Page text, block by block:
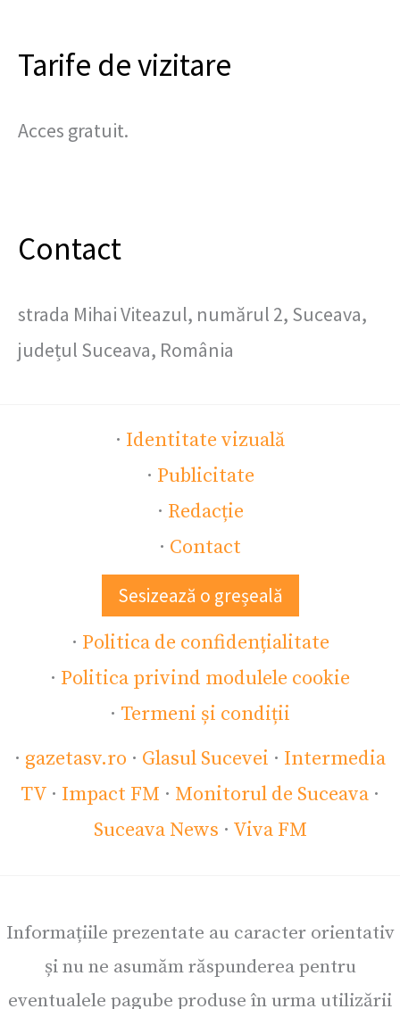
Tarife de vizitare
Acces gratuit.
Contact
strada Mihai Viteazul, numărul 2, Suceava,
județul Suceava, România
· Identitate vizuală
· Publicitate
· Redacție
· Contact
Sesizează o greșeală
· Politica de confidențialitate
· Politica privind modulele cookie
· Termeni și condiții
· gazetasv.ro · Glasul Sucevei · Intermedia
TV · Impact FM · Monitorul de Suceava ·
Suceava News · Viva FM
Informațiile prezentate au caracter orientativ
și nu ne asumăm răspunderea pentru
eventualele pagube produse în urma utilizării